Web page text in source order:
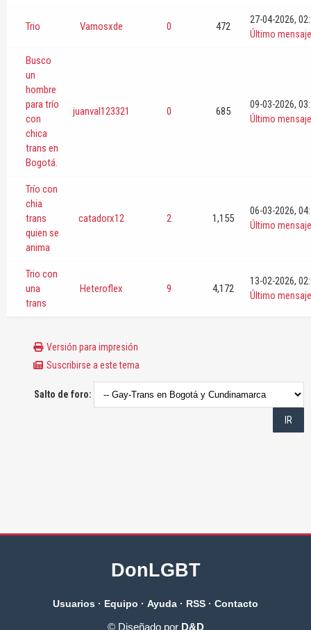
Trio Vamosxde 0 472
27-04-2026,
Último mensaje
Busco
un
hombre
para trío
con
chica
trans en
Bogotá.
juanval123321 0 685
09-03-2026,
Último mensaje
Trío con
chia
trans
quien se
anima
catadorx12 2 1,155
06-03-2026,
Último mensaje
Trio con
una
trans
Heteroflex 9 4,172
13-02-2026,
Último mensaje
Versión para impresión
Suscribirse a este tema
Salto de foro:
DonLGBT
Usuarios · Equipo · Ayuda · RSS · Contacto
© Diseñado por D&D